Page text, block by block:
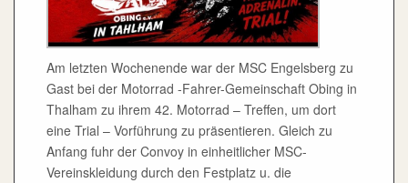
Am letzten Wochenende war der MSC Engelsberg zu
Gast bei der Motorrad -Fahrer-Gemeinschaft Obing in
Thalham zu ihrem 42. Motorrad – Treffen, um dort
eine Trial – Vorführung zu präsentieren. Gleich zu
Anfang fuhr der Convoy in einheitlicher MSC-
Vereinskleidung durch den Festplatz u. die